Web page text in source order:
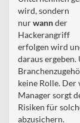
wird, sondern
nurwannder
Hackerangriff
erfolgen wird
daraus
keine Rolle.
Manager sorgt
Risiken für
abzusichern.